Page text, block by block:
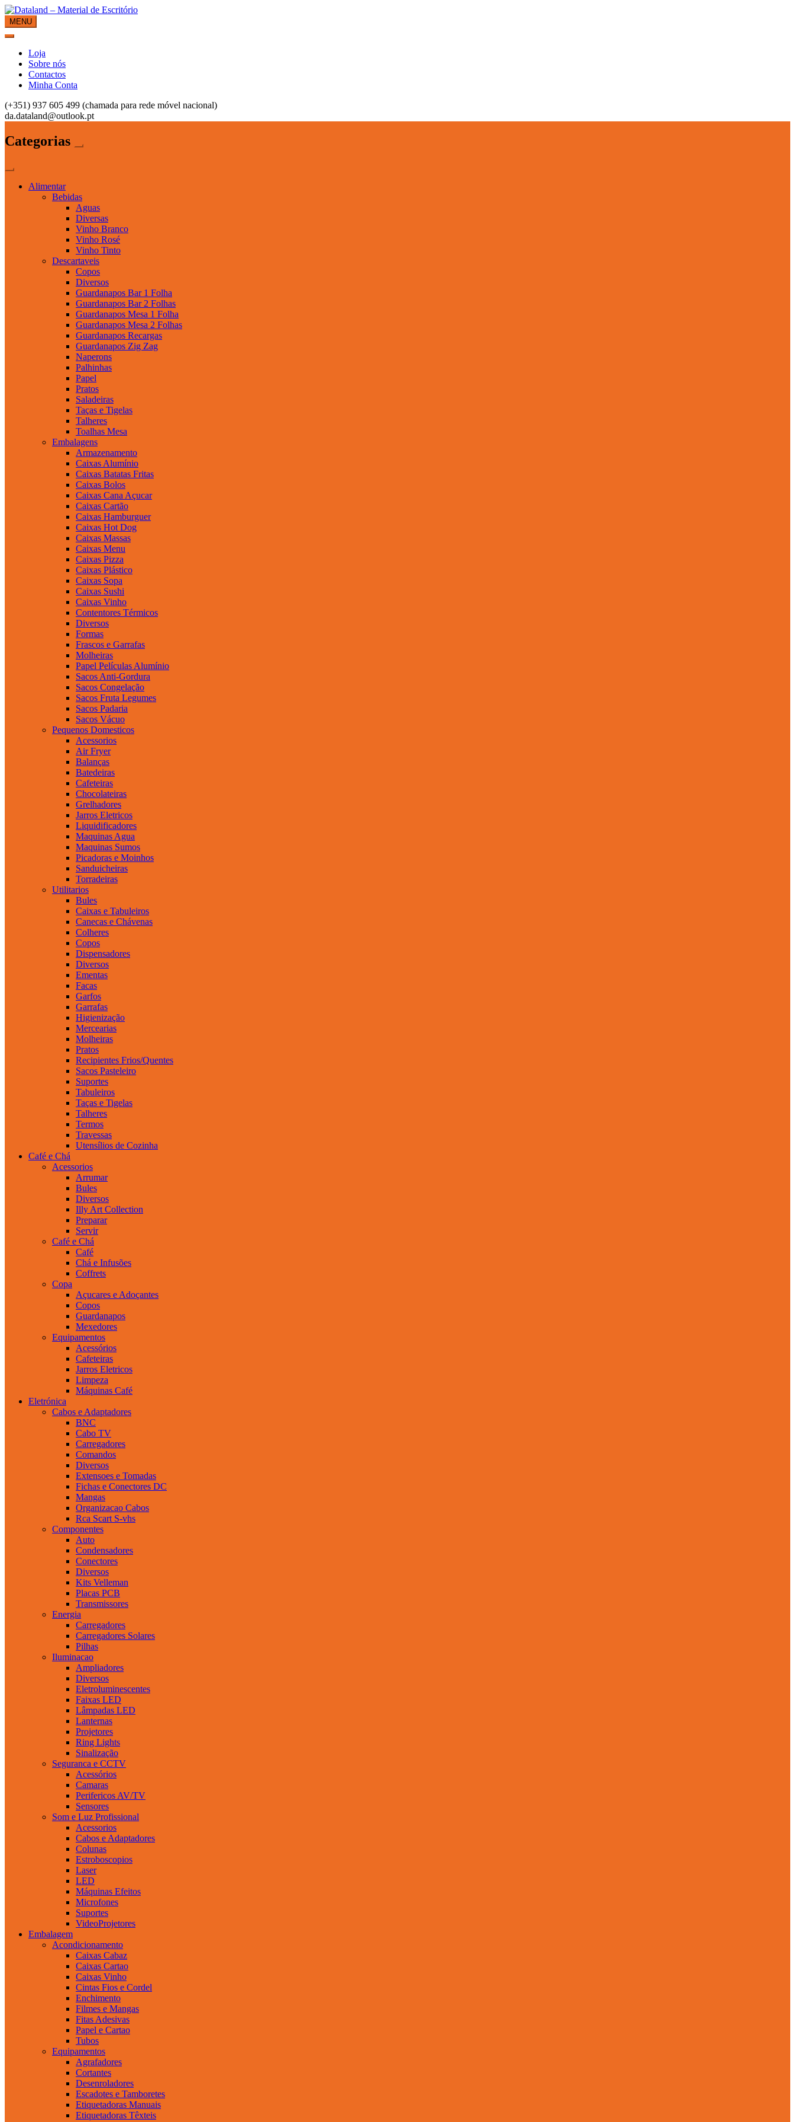
Skip
to
content
Dataland – Material de Escritório
Material de Escritório
MENU
Loja
Sobre nós
Contactos
Minha Conta
(+351) 937 605 499 (chamada para rede móvel nacional)
da.dataland@outlook.pt
Categorias
Alimentar
Bebidas
Aguas
Diversas
Vinho Branco
Vinho Rosé
Vinho Tinto
Descartaveis
Copos
Diversos
Guardanapos Bar 1 Folha
Guardanapos Bar 2 Folhas
Guardanapos Mesa 1 Folha
Guardanapos Mesa 2 Folhas
Guardanapos Recargas
Guardanapos Zig Zag
Naperons
Palhinhas
Papel
Pratos
Saladeiras
Taças e Tigelas
Talheres
Toalhas Mesa
Embalagens
Armazenamento
Caixas Alumínio
Caixas Batatas Fritas
Caixas Bolos
Caixas Cana Açucar
Caixas Cartão
Caixas Hamburguer
Caixas Hot Dog
Caixas Massas
Caixas Menu
Caixas Pizza
Caixas Plástico
Caixas Sopa
Caixas Sushi
Caixas Vinho
Contentores Térmicos
Diversos
Formas
Frascos e Garrafas
Molheiras
Papel Películas Alumínio
Sacos Anti-Gordura
Sacos Congelação
Sacos Fruta Legumes
Sacos Padaria
Sacos Vácuo
Pequenos Domesticos
Acessorios
Air Fryer
Balanças
Batedeiras
Cafeteiras
Chocolateiras
Grelhadores
Jarros Eletricos
Liquidificadores
Maquinas Agua
Maquinas Sumos
Picadoras e Moinhos
Sanduicheiras
Torradeiras
Utilitarios
Bules
Caixas e Tabuleiros
Canecas e Chávenas
Colheres
Copos
Dispensadores
Diversos
Ementas
Facas
Garfos
Garrafas
Higienização
Mercearias
Molheiras
Pratos
Recipientes Frios/Quentes
Sacos Pasteleiro
Suportes
Tabuleiros
Taças e Tigelas
Talheres
Termos
Travessas
Utensílios de Cozinha
Café e Chá
Acessorios
Arrumar
Bules
Diversos
Illy Art Collection
Preparar
Servir
Café e Chá
Café
Chá e Infusões
Coffrets
Copa
Açucares e Adoçantes
Copos
Guardanapos
Mexedores
Equipamentos
Acessórios
Cafeteiras
Jarros Eletricos
Limpeza
Máquinas Café
Eletrónica
Cabos e Adaptadores
BNC
Cabo TV
Carregadores
Comandos
Diversos
Extensoes e Tomadas
Fichas e Conectores DC
Mangas
Organizacao Cabos
Rca Scart S-vhs
Componentes
Auto
Condensadores
Conectores
Diversos
Kits Velleman
Placas PCB
Transmissores
Energia
Carregadores
Carregadores Solares
Pilhas
Iluminacao
Ampliadores
Diversos
Eletroluminescentes
Faixas LED
Lâmpadas LED
Lanternas
Projetores
Ring Lights
Sinalização
Seguranca e CCTV
Acessórios
Camaras
Perifericos AV/TV
Sensores
Som e Luz Profissional
Acessorios
Cabos e Adaptadores
Colunas
Estroboscopios
Laser
LED
Máquinas Efeitos
Microfones
Suportes
VideoProjetores
Embalagem
Acondicionamento
Caixas Cabaz
Caixas Cartao
Caixas Vinho
Cintas Fios e Cordel
Enchimento
Filmes e Mangas
Fitas Adesivas
Papel e Cartao
Tubos
Equipamentos
Agrafadores
Cortantes
Desenroladores
Escadotes e Tamboretes
Etiquetadoras Manuais
Etiquetadoras Têxteis